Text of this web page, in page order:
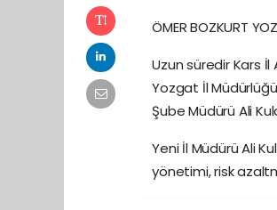
ÖMER BOZKURT
Uzun süredir Kars
Yozgat İl
Şube Müdürü Ali
Yeni İl Müdürü Ali
yönetimi, risk